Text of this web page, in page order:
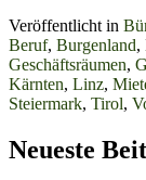
Bürovermietung,
Österreich!
Veröffentlicht in
Beruf, Burgenland,
Geschäftsräumen,
Kärnten, Linz,
Steiermark, Tirol,
Neueste